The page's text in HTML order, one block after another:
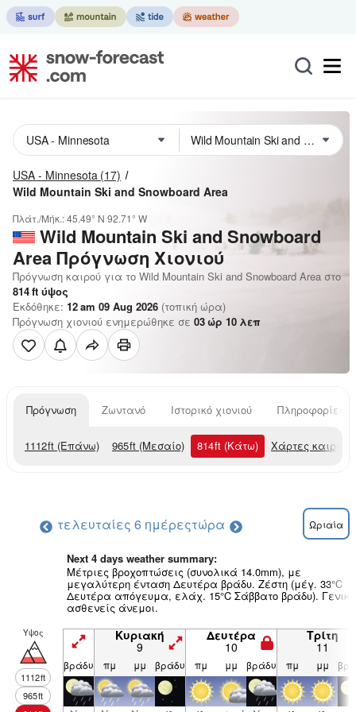
USA - Minnesota (17)
Wild Mountain Ski and Snowboard Area
Πλάτ./Μήκ.:45.49° N 92.71° W
Wild Mountain Ski and Snowboard
AreaΠρόγνωση Χιονιού
Πρόγνωση καιρού για το Wild Mountain Ski and Snowboard Area στο
814ft ύψος
Εκδόθηκε: 12 am 09 Aug 2026 (τοπική ώρα)
Πρόγνωση χιονιού ενημερώθηκε σε 03ώρ 10 λεπ
Πρόγνωση Ζωντανό Ιστορικό χιονιού Πληροφορίες
1112ft (Επάνω) 965ft (Μεσαίο) 814ft (Κάτω) Χάρτες καιρού
τελευταίες 6 ημέρεςτώρα Ωριαία
Next 4 days weather summary:
Μέτριες βροχοπτώσεις (συνολικά 14.0mm), με
μεγαλύτερη ένταση Δευτέρα βράδυ. Ζέστη (μέγ. 33°C
Δευτέρα απόγευμα, ελάχ. 15°C Σάββατο βράδυ).
ασθενείς άνεμοι.
Υψος
1112ft
965ft
Κυριακή
9
Δευτέρα
10
Τρίτη
11
βράδυ πμ μμ βράδυ πμ μμ βράδυ πμ μμ